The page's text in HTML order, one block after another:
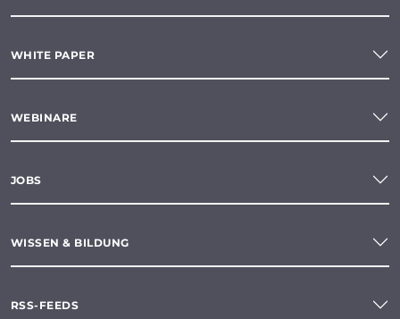
WHITE PAPER
WEBINARE
JOBS
WISSEN & BILDUNG
RSS-FEEDS